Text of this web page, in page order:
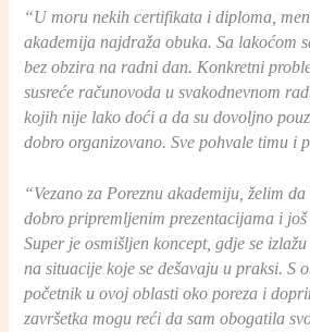
“U moru nekih certifikata i diploma,
akademija najdraža obuka. Sa lakoćom
bez obzira na radni dan. Konkretni
susreće računovoda u svakodnevnom
kojih nije lako doći a da su dovoljno
dobro organizovano. Sve pohvale timu i
“Vezano za Poreznu akademiju, želim
dobro pripremljenim prezentacijama i
Super je osmišljen koncept, gdje se
na situacije koje se dešavaju u praksi. S
početnik u ovoj oblasti oko poreza i
završetka mogu reći da sam obogatila